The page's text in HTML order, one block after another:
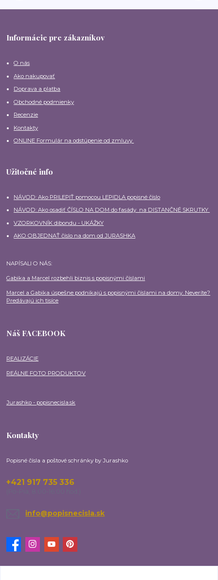
Informácie pre zákazníkov
O nás
Ako nakupovať
Doprava a platba
Obchodné podmienky
Recenzie
Kontakty
ONLINE Formulár na odstúpenie od zmluvy
Užitočné info
NÁVOD: Ako PRILEPIŤ pomocou LEPIDLA popisné číslo
NÁVOD: Ako osadiť ČÍSLO NA DOM do fasády na DISTANČNÉ SKRUTKY
VZORKOVNÍK dibondu - UKÁŽKY
AKO OBJEDNAŤ číslo na dom od JURASHKA
NAPÍSALI O NÁS:
Gabika a Marcel rozbehli biznis s popisnými číslami
Marcel a Gabika úspešne podnikajú s popisnými číslami na domy. Neveríte?
Predávajú ich tisíce
Náš FACEBOOK
REALIZÁCIE
REÁLNE FOTO PRODUKTOV
Jurashko - popisnecisla.sk
Kontakty
Popisné čísla a poštové schránky by Jurashko
+421 917 735 336
info@popisnecisla.sk